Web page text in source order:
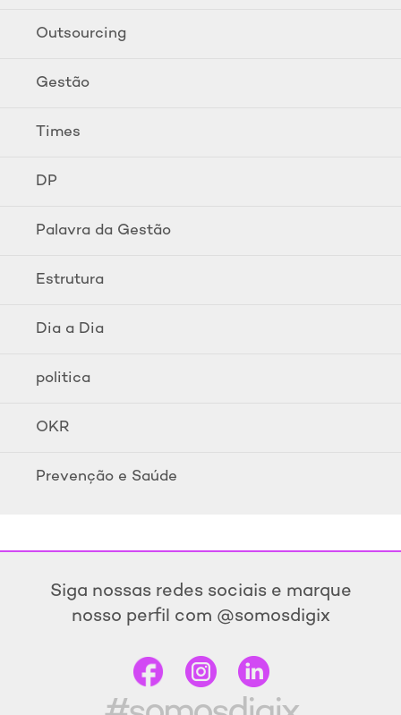
Outsourcing
Gestão
Times
DP
Palavra da Gestão
Estrutura
Dia a Dia
politica
OKR
Prevenção e Saúde
Siga nossas redes sociais e marque
nosso perfil com @somosdigix